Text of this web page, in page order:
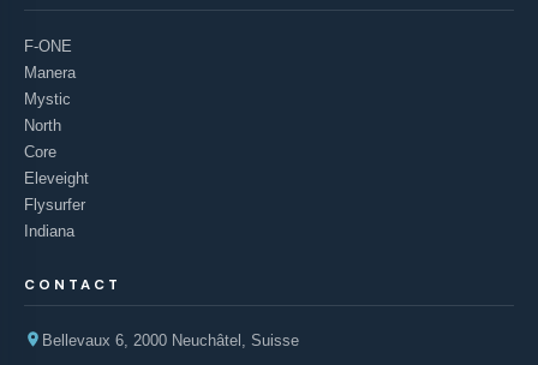
F-ONE
Manera
Mystic
North
Core
Eleveight
Flysurfer
Indiana
CONTACT
Bellevaux 6, 2000 Neuchâtel, Suisse